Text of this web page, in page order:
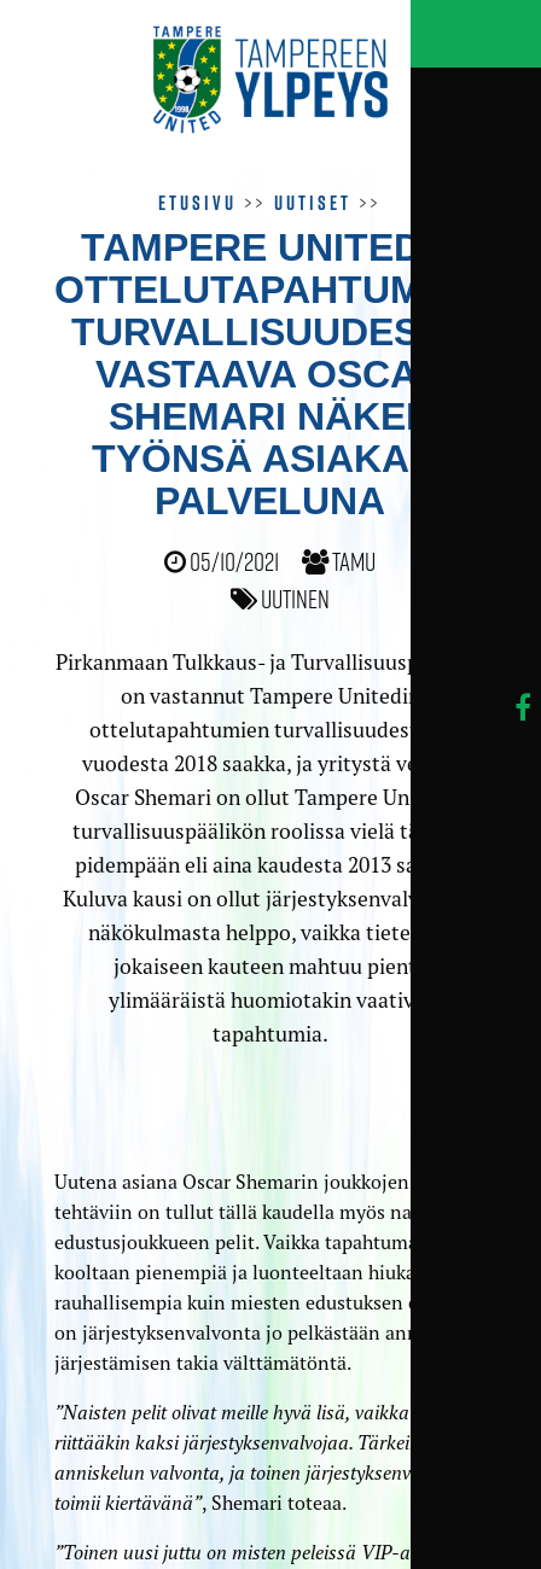
Etusivu >>Uutiset >>
TAMPERE UNITEDIN
OTTELU­TAPAHTUMIEN
TURVALLISUUDESTA
VASTAAVA OSCAR
SHEMARI NÄKEE
TYÖNSÄ ASIAKAS­
PALVELUNA
05/10/2021
TamU
Uutinen
Pirkanmaan Tulkkaus- ja Turvallisuuspalvelut
on vastannut Tampere Unitedin
ottelutapahtumien turvallisuudesta jo
vuodesta 2018 saakka, ja yritystä vetävä
Oscar Shemari on ollut Tampere Unitedin
turvallisuuspäälikön roolissa vielä tätäkin
pidempään eli aina kaudesta 2013 saakka.
Kuluva kausi on ollut järjestyksenvalvonnan
näkökulmasta helppo, vaikka tietenkin
jokaiseen kauteen mahtuu pientä
ylimääräistä huomiotakin vaativia
tapahtumia.
Uutena asiana Oscar Shemarin joukkojen
tehtäviin on tullut tällä kaudella myös naisten
edustusjoukkueen pelit. Vaikka tapahtumat ovat
kooltaan pienempiä ja luonteeltaan hiukan
rauhallisempia kuin miesten edustuksen ottelut,
on järjestyksenvalvonta jo pelkästään anniskelun
järjestämisen takia välttämätöntä.
”Naisten pelit olivat meille hyvä lisä, vaikka niissä
riittääkin kaksi järjestyksenvalvojaa. Tärkein osa on
anniskelun valvonta, ja toinen järjestyksenvalvoja
toimii kiertävänä”, Shemari toteaa.
”Toinen uusi juttu on misten peleissä VIP-alueen